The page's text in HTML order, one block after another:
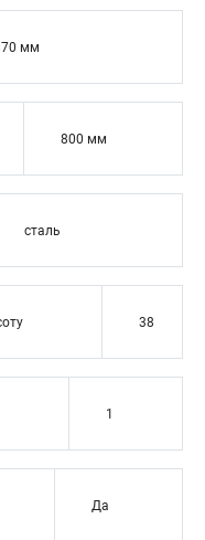
мм
800 мм
сталь
38
1
Да